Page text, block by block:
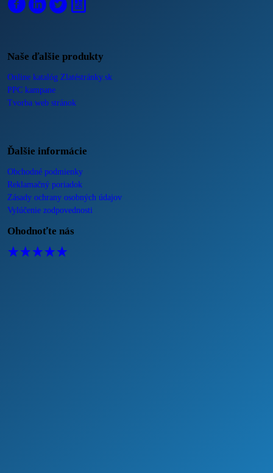
Naše ďalšie produkty
Online katalóg Zlatéstránky.sk
PPC kampane
Tvorba web stránok
Ďalšie informácie
Obchodné podmienky
Reklamačný poriadok
Zásady ochrany osobných údajov
Vylúčenie zodpovednosti
Ohodnoťte nás